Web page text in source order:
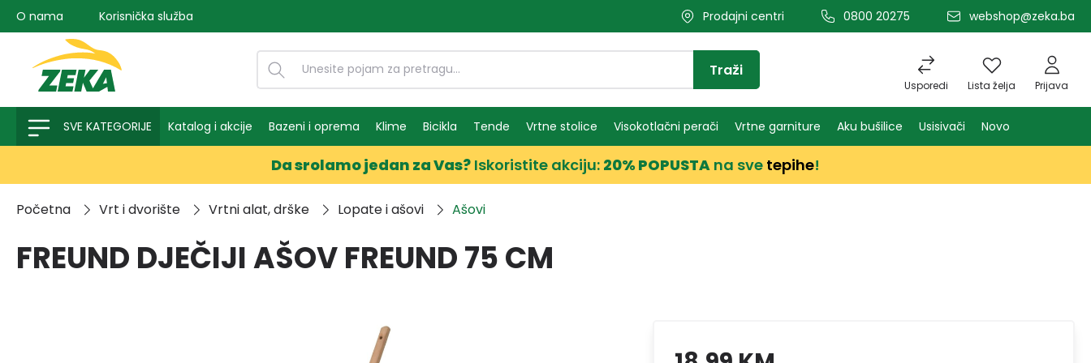
pretragu Preskoči na glavnu navigaciju
O nama Korisnička služba Prodajni centri 0800 20275 webshop@zeka.ba
Usporedi Lista želja Prijava
Traži
SVE KATEGORIJE Katalog i akcije Bazeni i oprema Klime Bicikla Tende Vrtne stolice Visokotlačni perači Vrtne garniture Aku bušilice Usisivači Novo
Da srolamo jedan za Vas? Iskoristite akciju: 20% POPUSTA na sve tepihe!
Početna Vrt i dvorište Vrtni alat, drške Lopate i ašovi Ašovi
FREUND DJEČIJI AŠOV FREUND 75 CM